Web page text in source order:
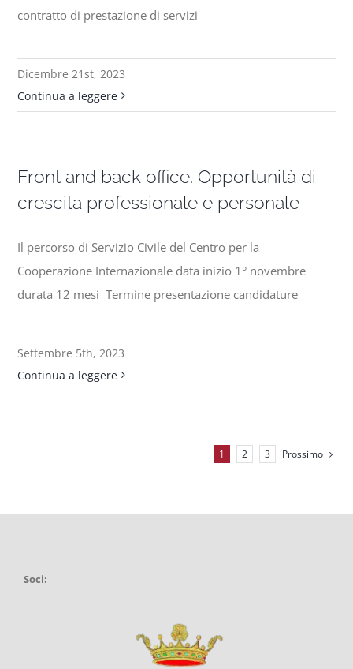
contratto di prestazione di servizi
Dicembre 21st, 2023
Continua a leggere
Front and back office. Opportunità di
crescita professionale e personale
Il percorso di Servizio Civile del Centro per la
Cooperazione Internazionale data inizio 1° novembre
durata 12 mesi Termine presentazione candidature
Settembre 5th, 2023
Continua a leggere
1 2 3 Prossimo
Soci: